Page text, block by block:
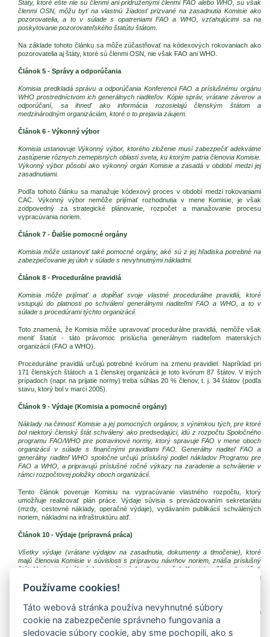
Štáty, ktoré ešte nie sú členmi ani pridruženými členmi FAO alebo WHO, sú však
členmi OSN, môžu byť na vlastnú žiadosť prizvané na zasadnutia Komisie ako
pozorovatelia, a to v súlade s opatreniami FAO a WHO, vzťahujúcimi sa na
poskytovanie pozorovateľského štatútu štátom.
Na základe tohoto článku sa môže zúčastňovať na kódexových rokovaniach ako
pozorovatelia aj štáty, ktoré sú členmi OSN, nie však FAO ani WHO.
Článok 5 - Správy a odporúčania
Komisia predkladá správu a odporúčania Konferencii FAO a príslušnému orgánu
WHO prostredníctvom ich generálnych riaditeľov. Kópie správ, vrátane záverov a
odporúčaní, sa ihneď ako informácia rozosielajú členským štátom a
medzinárodným organizáciám, ktoré o to prejavia záujem.
Článok 6 - Výkonný výbor
Komisia ustanovuje Výkonný výbor, ktorého zloženie musí zabezpečiť adekvátne
zastúpenie rôznych zemepisných oblastí sveta, ku ktorým patria členovia Komisie.
Výkonný výbor pôsobí ako výkonný orgán Komisie a zasadá v období medzi jej
zasadnutiami.
Podľa tohoto článku sa manažuje kódexový proces v období medzi rokovaniami
CAC. Výkonný výbor nemôže prijímať rozhodnutia v mene Komisie, je však
zodpovedný za strategické plánovanie, rozpočet a manažovanie procesu
vypracúvania noriem.
Článok 7 - Ďalšie pomocné orgány
Komisia môže ustanoviť také pomocné orgány, aké sú z jej hľadiska potrebné na
zabezpečovanie jej úloh v súlade s nevyhnutnými nákladmi.
Článok 8 - Procedurálne pravidlá
Komisia môže prijímať a dopĺňať svoje vlastné procedurálne pravidlá, ktoré
vstupujú do platnosti po schválení generálnymi riaditeľmi FAO a WHO, a to v
súlade s procedúrami týchto organizácií.
Toto znamená, že Komisia môže upravovať procedurálne pravidlá, nemôže však
meniť štatút - táto právomoc prislúcha generálnym riaditeľom materských
organizácií (FAO a WHO).
Procedurálne pravidlá určujú potrebné kvórum na zmenu pravidiel. Napríklad pri
171 členských štátoch a 1 členskej organizácii je toto kvórum 87 štátov. V iných
prípadoch (napr. na prijatie normy) treba súhlas 20 % členov, t. j. 34 štátov (podľa
stavu, ktorý bol v marci 2005).
Článok 9 - Výdaje (Komisia a pomocné orgány)
Náklady na činnosť Komisie a jej pomocných orgánov, s výnimkou tých, pre ktoré
bol niektorý členský štát schválený ako predsedajúci, idú z rozpočtu Spoločného
programu FAO/WHO pre potravinové normy, ktorý spravuje FAO v mene oboch
organizácií v súlade s finančnými pravidlami FAO. Generálny riaditeľ FAO a
generálny riaditeľ WHO spoločne určujú príslušný podiel nákladov Programu pre
FAO a WHO, a pripravujú príslušné ročné výkazy na zaradenie a schválenie v
rámci rozpočtovej položky oboch organizácií.
Tento článok poveruje Komisiu na vypracúvanie vlastného rozpočtu, ktorý
umožňuje realizovať plán práce. Výdaje súvisia s prevádzovaním sekretariátu
(mzdy, cestovné náklady, operačné výdaje), vydávaním publikácií schválených
noriem, nákladmi na infraštruktúru atď.
Článok 10 - Výdaje (prípravná práca)
Všetky výdaje (vrátane výdajov na zasadnutia, dokumenty a tlmočenie), ktoré
majú členovia Komisie v súvislosti s prípravou návrhov noriem, znáša príslušný
štát. V rámci schválených rozpočtových odhadov však Komisia môže odporúčať,
aby sa určitá časť nákladov na práce, ktoré štát vykonáva v mene Komisie, uznala
za prevádzkové náklady Komisie.
Tento článok objasňuje, že výdaje súvisiace s činnosťou pomocných orgánov
znáša hostiteľský štát (napr. preklady pracovných dokumentov). V niektorých
prípadoch môže tieto výdaje hradiť Komisia.
Používame cookies!
Táto webová stránka používa nevyhnutné súbory
cookie na zabezpečenie správneho fungovania a
sledovacie súbory cookie, aby sme pochopili, ako s